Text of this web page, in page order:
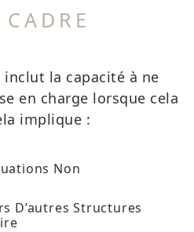
inclut la capacité à ne
en charge lorsque cela
implique :
Non
D’autres Structures